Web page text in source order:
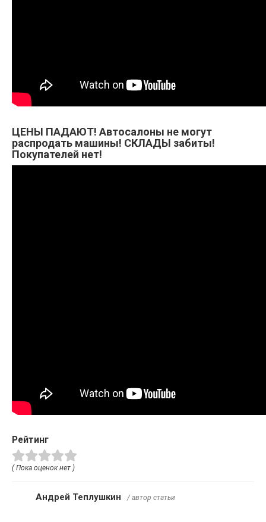
ЦЕНЫ ПАДАЮТ! Автосалоны не могут
распродать машины! СКЛАДЫ забиты!
Покупателей нет!
Рейтинг
( Пока оценок нет )
Андрей Теплушкин / автор статьи